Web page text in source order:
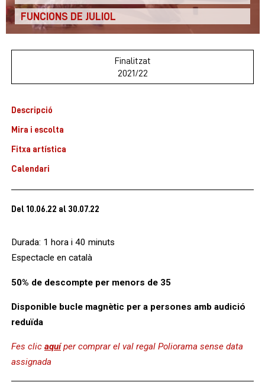
FUNCIONS DE JULIOL
Finalitzat
2021/22
Descripció
Mira i escolta
Fitxa artística
Calendari
Del 10.06.22 al 30.07.22
Durada: 1 hora i 40 minuts
Espectacle en català
50% de descompte per menors de 35
Disponible bucle magnètic per a persones amb audició
reduïda
Fes clic aquíper comprar el val regal Poliorama sense data
assignada